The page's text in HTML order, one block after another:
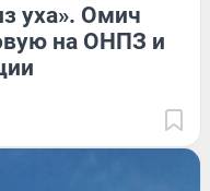
уха». Омич
на ОНПЗ и